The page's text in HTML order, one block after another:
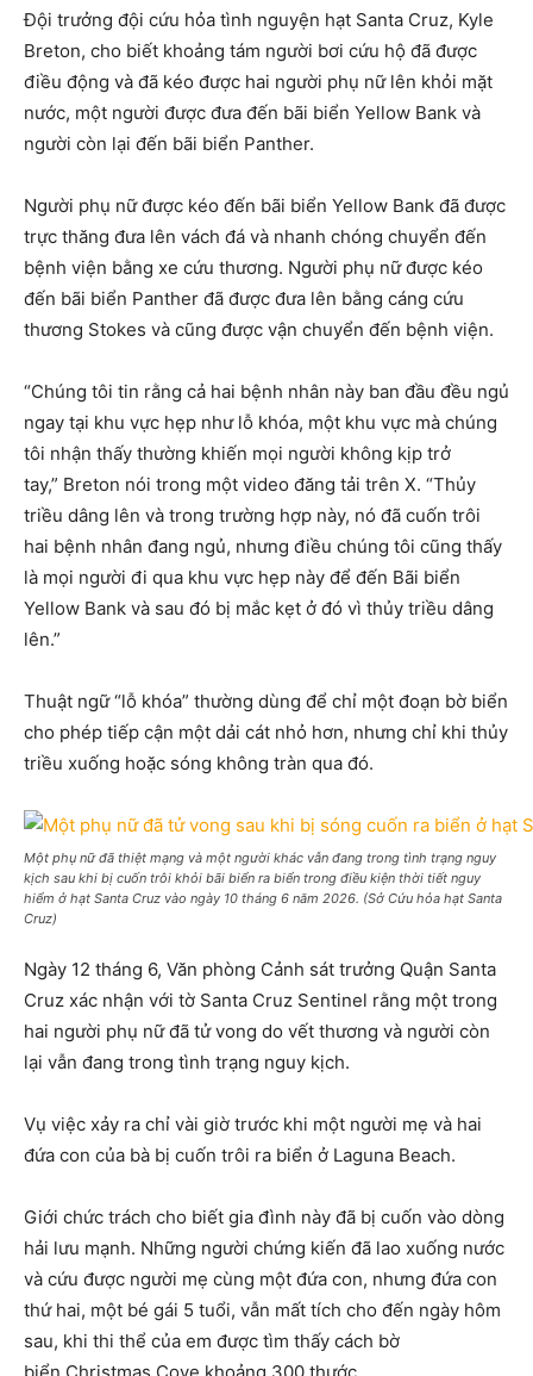
Đội trưởng đội cứu hỏa tình nguyện hạt Santa Cruz, Kyle
Breton, cho biết khoảng tám người bơi cứu hộ đã được
điều động và đã kéo được hai người phụ nữ lên khỏi mặt
nước, một người được đưa đến bãi biển Yellow Bank và
người còn lại đến bãi biển Panther.
Người phụ nữ được kéo đến bãi biển Yellow Bank đã được
trực thăng đưa lên vách đá và nhanh chóng chuyển đến
bệnh viện bằng xe cứu thương. Người phụ nữ được kéo
đến bãi biển Panther đã được đưa lên bằng cáng cứu
thương Stokes và cũng được vận chuyển đến bệnh viện.
“Chúng tôi tin rằng cả hai bệnh nhân này ban đầu đều ngủ
ngay tại khu vực hẹp như lỗ khóa, một khu vực mà chúng
tôi nhận thấy thường khiến mọi người không kịp trở
tay,” Breton nói trong một video đăng tải trên X. “Thủy
triều dâng lên và trong trường hợp này, nó đã cuốn trôi
hai bệnh nhân đang ngủ, nhưng điều chúng tôi cũng thấy
là mọi người đi qua khu vực hẹp này để đến Bãi biển
Yellow Bank và sau đó bị mắc kẹt ở đó vì thủy triều dâng
lên.”
Thuật ngữ “lỗ khóa” thường dùng để chỉ một đoạn bờ biển
cho phép tiếp cận một dải cát nhỏ hơn, nhưng chỉ khi thủy
triều xuống hoặc sóng không tràn qua đó.
Một phụ nữ đã thiệt mạng và một người khác vẫn đang trong tình trạng nguy
kịch sau khi bị cuốn trôi khỏi bãi biển ra biển trong điều kiện thời tiết nguy
hiểm ở hạt Santa Cruz vào ngày 10 tháng 6 năm 2026. (Sở Cứu hỏa hạt Santa
Cruz)
Ngày 12 tháng 6, Văn phòng Cảnh sát trưởng Quận Santa
Cruz xác nhận với tờ Santa Cruz Sentinel rằng một trong
hai người phụ nữ đã tử vong do vết thương và người còn
lại vẫn đang trong tình trạng nguy kịch.
Vụ việc xảy ra chỉ vài giờ trước khi một người mẹ và hai
đứa con của bà bị cuốn trôi ra biển ở Laguna Beach.
Giới chức trách cho biết gia đình này đã bị cuốn vào dòng
hải lưu mạnh. Những người chứng kiến ​​đã lao xuống nước
và cứu được người mẹ cùng một đứa con, nhưng đứa con
thứ hai, một bé gái 5 tuổi, vẫn mất tích cho đến ngày hôm
sau, khi thi thể của em được tìm thấy cách bờ